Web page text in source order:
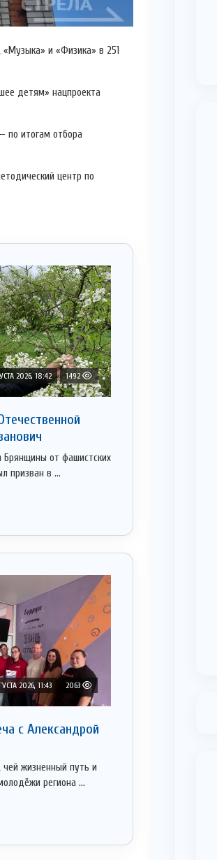
и «Физика» в 251
детям» нацпроекта
по итогам отбора
центр по
2026, 18:42 1492
Брянщины от фашистских
призван в ...
2026, 11:43 2063
с Александрой
жизненный путь и
региона ...